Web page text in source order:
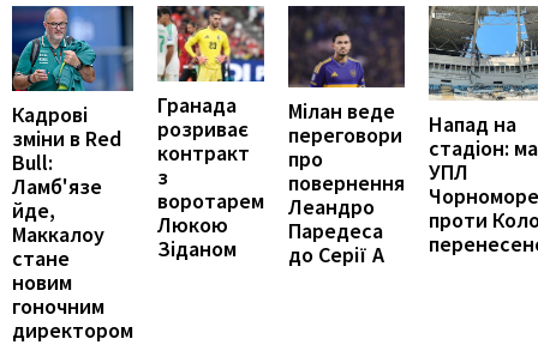
Кадрові
зміни в Red
Bull:
Ламб'язе
йде,
Маккалоу
стане
новим
гоночним
директором
Гранада
розриває
контракт
з
воротарем
Люкою
Зіданом
Мілан веде
переговори
про
повернення
Леандро
Паредеса
до Серії А
Напад на
стадіон:
УПЛ
проти